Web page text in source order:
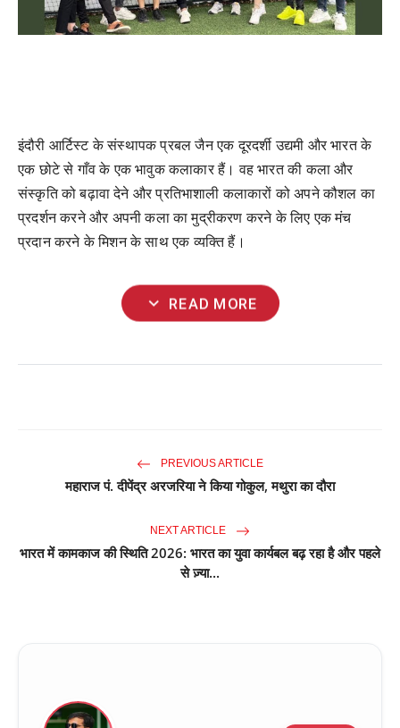
इंदौरी आर्टिस्ट के संस्थापक प्रबल जैन एक दूरदर्शी उद्यमी और भारत के
एक छोटे से गाँव के एक भावुक कलाकार हैं। वह भारत की कला और
संस्कृति को बढ़ावा देने और प्रतिभाशाली कलाकारों को अपने कौशल का
प्रदर्शन करने और अपनी कला का मुद्रीकरण करने के लिए एक मंच
प्रदान करने के मिशन के साथ एक व्यक्ति हैं।
expand_more READ MORE
PREVIOUS ARTICLE
महाराज पं. दीपेंद्र अरजरिया ने किया गोकुल, मथुरा का दौरा
NEXT ARTICLE
भारत में कामकाज की स्थिति 2026: भारत का युवा कार्यबल बढ़ रहा है और पहले
से ज़्या...